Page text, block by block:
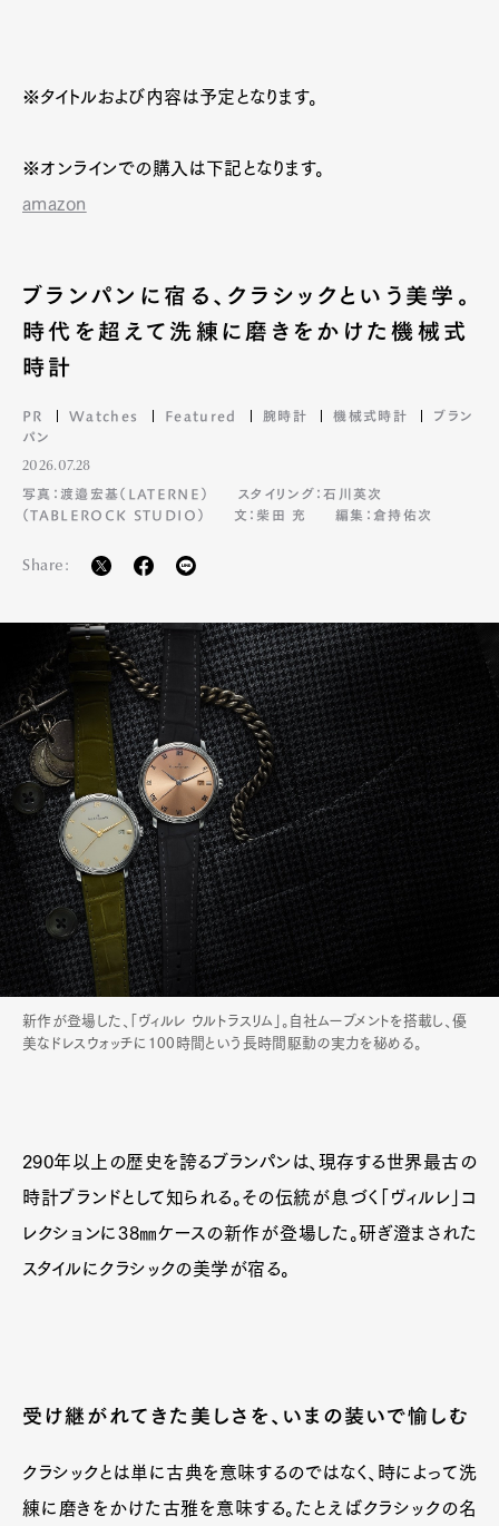
※タイトルおよび内容は予定となります。
※オンラインでの購入は下記となります。
amazon
ブランパンに宿る、クラシックという美学。
時代を超えて洗練に磨きをかけた機械式
時計
PR Watches Featured 腕時計 機械式時計
ブラン
パン
2026.07.28
写真：渡邉宏基（LATERNE）
スタイリング：石川英次
（TABLEROCK STUDIO）
文：柴田 充 編集：倉持佑次
Share:
新作が登場した、「ヴィルレ ウルトラスリム」。自社ムーブメントを搭載し、優
美なドレスウォッチに100時間という長時間駆動の実力を秘める。
290年以上の歴史を誇るブランパンは、現存する世界最古の
時計ブランドとして知られる。その伝統が息づく「ヴィルレ」コ
レクションに38㎜ケースの新作が登場した。研ぎ澄まされた
スタイルにクラシックの美学が宿る。
受け継がれてきた美しさを、いまの装いで愉しむ
クラシックとは単に古典を意味するのではなく、時によって洗
練に磨きをかけた古雅を意味する。たとえばクラシックの名